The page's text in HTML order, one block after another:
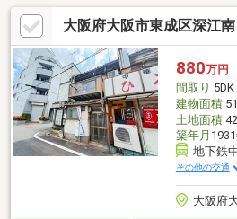
公園まで約550ｍ◎商業施設の多い通り
骨造なので、ご商売利用でもご検討くだ
約20.7㎡あり（現状3階建てですが登記
大阪府大阪市東成区深江
880万円
間取り 5DK
建物面積
土地面積
築年月
地下鉄
その他の交通
大阪府